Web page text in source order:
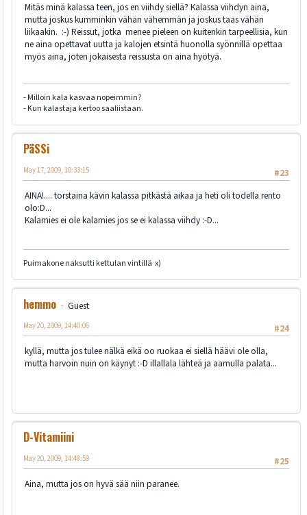
Mitäs minä kalassa teen, jos en viihdy siellä? Kalassa viihdyn aina,
mutta joskus kumminkin vähän vähemmän ja joskus taas vähän
liikaakin. :-) Reissut, jotka menee pieleen on kuitenkin tarpeellisia, kun
ne aina opettavat uutta ja kalojen etsintä huonolla syönnillä opettaa
myös aina, joten jokaisesta reissusta on aina hyötyä.
- Milloin kala kasvaa nopeimmin?
- Kun kalastaja kertoo saaliistaan.
PäSSi
#23
May 17, 2009, 10:33:15
AINA!.... torstaina kävin kalassa pitkästä aikaa ja heti oli todella rento
olo:D...
Kalamies ei ole kalamies jos se ei kalassa viihdy :-D...
Puimakone naksutti kettulan vintillä x)
hemmo
Guest
#24
May 20, 2009, 14:40:06
kyllä, mutta jos tulee nälkä eikä oo ruokaa ei siellä häävi ole olla,
mutta harvoin nuin on käynyt :-D illallala lähteä ja aamulla palata...
D-Vitamiini
#25
May 20, 2009, 14:48:59
Aina, mutta jos on hyvä sää niin paranee.